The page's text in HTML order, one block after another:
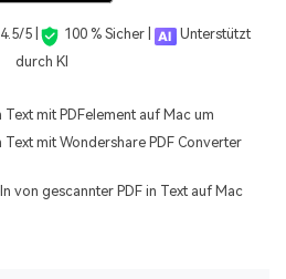
sagen.
Anpassen von kostenlosen Vorlagen.
die Sie benötigen.
5 | 100 % Sicher |
Unterstützt
durch KI
Text mit PDFelement auf Mac um
Text mit Wondershare PDF Converter
von gescannter PDF in Text auf Mac